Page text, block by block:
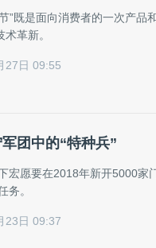
”既是面向消费者的一次产品
革新。
27日 09:55
团中的“特种兵”
宏愿要在2018年新开5000家
务。
23日 09:37